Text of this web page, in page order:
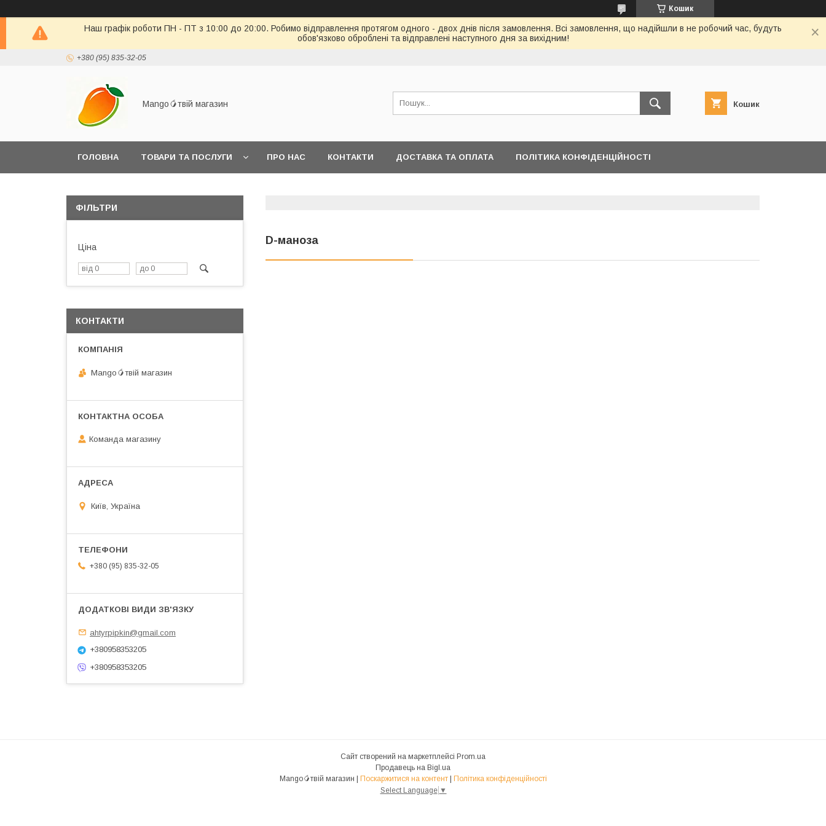
Кошик
Наш графік роботи ПН - ПТ з 10:00 до 20:00. Робимо відправлення протягом одного - двох днів після замовлення. Всі замовлення, що надійшли в не робочий час, будуть
обов'язково оброблені та відправлені наступного дня за вихідним!
+380 (95) 835-32-05
Mango🥭твій магазин Кошик
ГОЛОВНА ТОВАРИ ТА ПОСЛУГИ ПРО НАС КОНТАКТИ ДОСТАВКА ТА ОПЛАТА ПОЛІТИКА КОНФІДЕНЦІЙНОСТІ
D-маноза
ФІЛЬТРИ
Ціна
КОНТАКТИ
Mango🥭твій магазин
Команда магазину
Київ, Україна
+380 (95) 835-32-05
ahtyrpipkin@gmail.com
+380958353205
+380958353205
Сайт створений на маркетплейсі Prom.ua
Продавець на Bigl.ua
Поскаржитися на контент
Політика конфіденційності
Select Language ▼